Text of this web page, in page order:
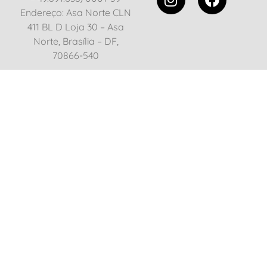
Endereço: Asa Norte CLN
411 BL D Loja 30 – Asa
Norte, Brasília – DF,
70866-540